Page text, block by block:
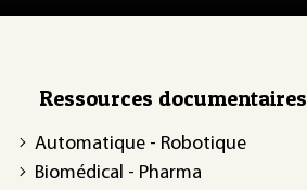
Ressources documentaires
Automatique - Robotique
Biomédical - Pharma